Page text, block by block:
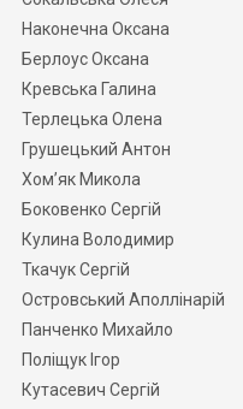
Наконечна Оксана
Берлоус Оксана
Кревська Галина
Терлецька Олена
Грушецький Антон
Хом’як Микола
Боковенко Сергій
Кулина Володимир
Ткачук Сергій
Островський Аполлінарій
Панченко Михайло
Поліщук Ігор
Кутасевич Сергій